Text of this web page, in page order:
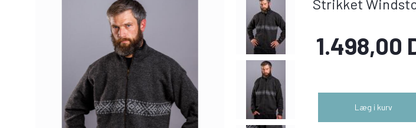
Strikket
1.498,00
Læg i kurv